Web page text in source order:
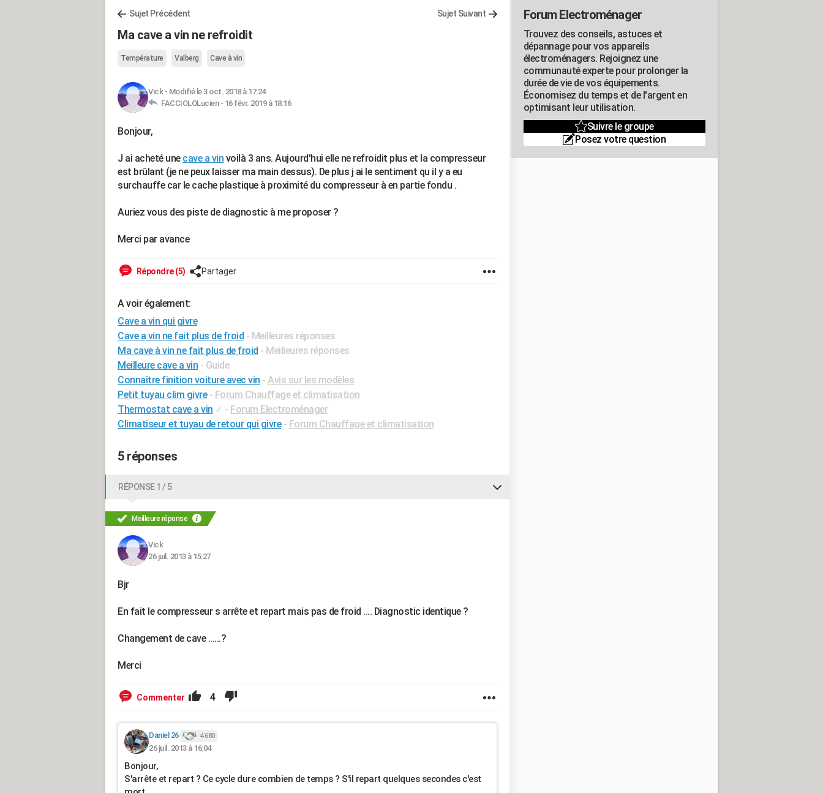
Sujet Précédent Sujet Suivant
Ma cave a vin ne refroidit
Température Valberg Cave à vin
Vick- Modifié le 3 oct. 2018 à 17:24
FACCIOLOLucien - 16 févr. 2019 à 18:16
Bonjour,
J ai acheté une cave a vin voilà 3 ans. Aujourd'hui elle ne refroidit plus et la compresseur
est brûlant (je ne peux laisser ma main dessus). De plus j ai le sentiment qu il y a eu
surchauffe car le cache plastique à proximité du compresseur à en partie fondu .
Auriez vous des piste de diagnostic à me proposer ?
Merci par avance
Répondre (5) Partager
A voir également:
Cave a vin qui givre
Cave a vin ne fait plus de froid - Meilleures réponses
Ma cave à vin ne fait plus de froid - Meilleures réponses
Meilleure cave a vin - Guide
Connaître finition voiture avec vin - Avis sur les modèles
Petit tuyau clim givre - Forum Chauffage et climatisation
Thermostat cave a vin ✓ - Forum Electroménager
Climatiseur et tuyau de retour qui givre - Forum Chauffage et climatisation
5 réponses
RÉPONSE 1 / 5
Meilleure réponse
Vick
26 juil. 2013 à 15:27
Bjr
En fait le compresseur s arrête et repart mais pas de froid .... Diagnostic identique ?
Changement de cave ......?
Merci
Commenter 4
Daniel 26 4 680
26 juil. 2013 à 16:04
Bonjour,
S'arrête et repart ? Ce cycle dure combien de temps ? S'il repart quelques secondes c'est
Forum Electroménager
Trouvez des conseils, astuces et
dépannage pour vos appareils
électroménagers. Rejoignez une
communauté experte pour prolonger la
durée de vie de vos équipements.
Économisez du temps et de l'argent en
optimisant leur utilisation.
Suivre le groupe
Posez votre question